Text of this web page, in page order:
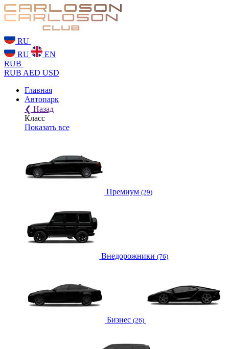
RU
RU
EN
RUB
RUB AED USD
Главная
Автопарк
❮ Назад
Класс
Показать все
Премиум (29)
Внедорожники (76)
Бизнес (26)